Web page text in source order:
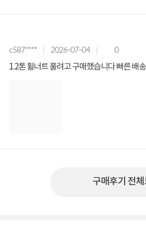
c587**** 2026-07-04 0
1.2톤 휠너트 풀려고 구
구매후기 전체